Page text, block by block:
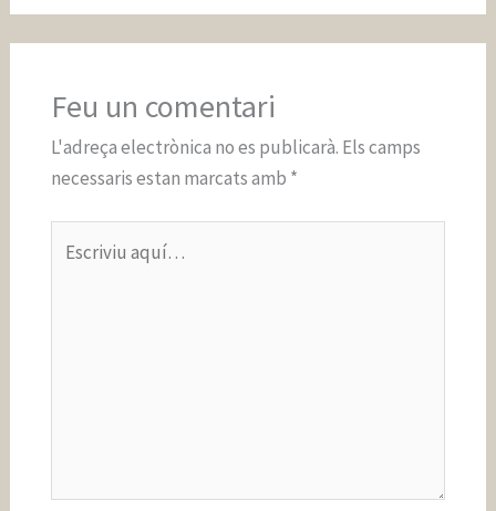
Feu un comentari
L'adreça electrònica no es publicarà. Els camps
necessaris estan marcats amb *
aquí…